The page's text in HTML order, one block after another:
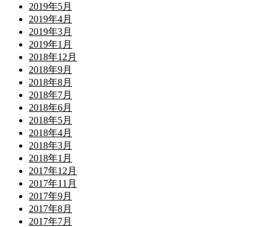
2019年5月
2019年4月
2019年3月
2019年1月
2018年12月
2018年9月
2018年8月
2018年7月
2018年6月
2018年5月
2018年4月
2018年3月
2018年1月
2017年12月
2017年11月
2017年9月
2017年8月
2017年7月